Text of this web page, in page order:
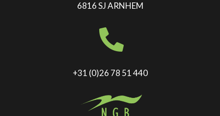
6816 SJ ARNHEM

+31 (0)26 78 51 440